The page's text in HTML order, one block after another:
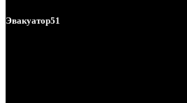
Эвакуатор51